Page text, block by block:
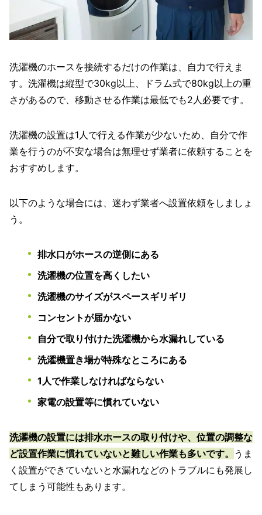
洗濯機のホースを接続するだけの作業は、自力で行えま
す。洗濯機は縦型で30kg以上、ドラム式で80kg以上の重
さがあるので、移動させる作業は最低でも2人必要です。
洗濯機の設置は1人で行える作業が少ないため、自分で作
業を行うのが不安な場合は無理せず業者に依頼することを
おすすめします。
以下のような場合には、迷わず業者へ設置依頼をしましょ
う。
排水口がホースの逆側にある
洗濯機の位置を高くしたい
洗濯機のサイズがスペースギリギリ
コンセントが届かない
自分で取り付けた洗濯機から水漏れしている
洗濯機置き場が特殊なところにある
1人で作業しなければならない
家電の設置等に慣れていない
洗濯機の設置には排水ホースの取り付けや、位置の調整な
ど設置作業に慣れていないと難しい作業も多いです。
うま
く設置ができていないと水漏れなどのトラブルにも発展し
てしまう可能性もあります。